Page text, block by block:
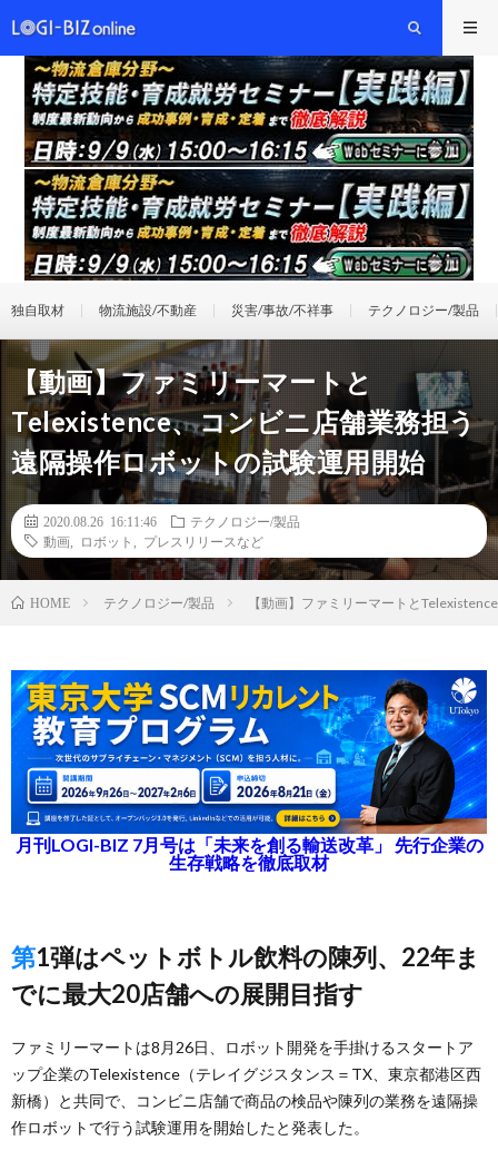
独自取材 物流施設/不動産 災害/事故/不祥事 テクノロジー/製品
【動画】ファミリーマートと
Telexistence、コンビニ店舗業務担う
遠隔操作ロボットの試験運用開始
2020.08.26 16:11:46
テクノロジー/製品
動画
ロボット プレスリリースなど
HOME テクノロジー/製品 【動画】ファミリーマートと
月刊LOGI-BIZ 7月号は「未来を創る輸送改革」 先行企業の
生存戦略を徹底取材
第1弾はペットボトル飲料の陳列、22年ま
でに最大20店舗への展開目指す
ファミリーマートは8月26日、ロボット開発を手掛けるスタートア
ップ企業のTelexistence（テレイグジスタンス＝TX、東京都港区西
新橋）と共同で、コンビニ店舗で商品の検品や陳列の業務を遠隔操
作ロボットで行う試験運用を開始したと発表した。